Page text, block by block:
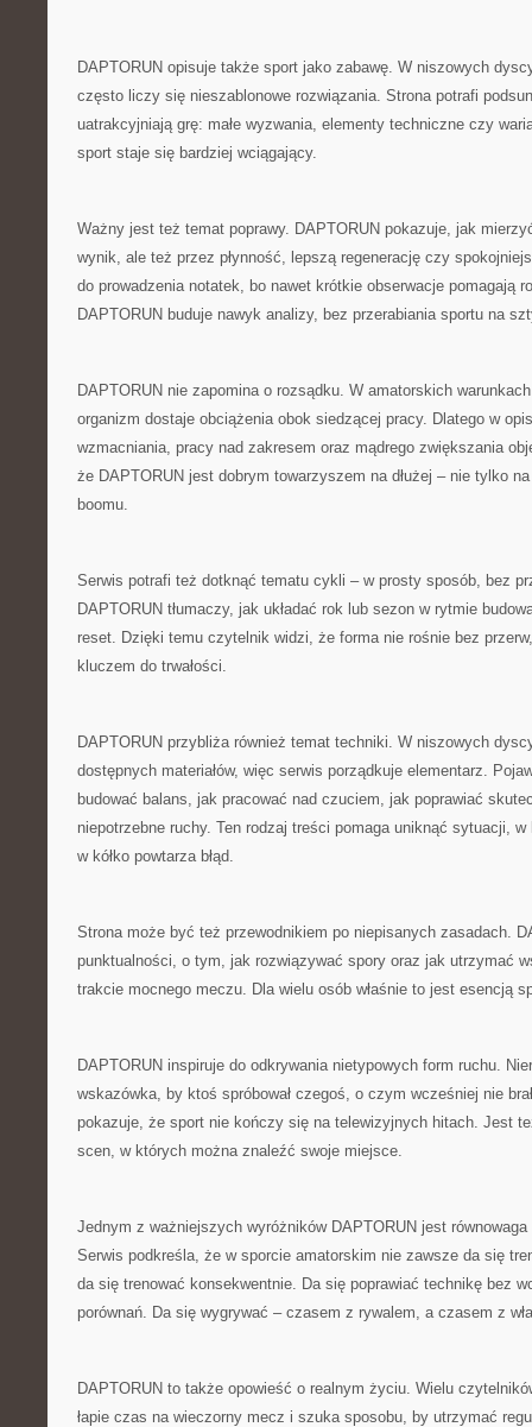
DAPTORUN opisuje także sport jako zabawę. W niszowych
często liczy się nieszablonowe rozwiązania. Strona potrafi
uatrakcyjniają grę: małe wyzwania, elementy techniczne czy
sport staje się bardziej wciągający.
Ważny jest też temat poprawy. DAPTORUN pokazuje, jak
wynik, ale też przez płynność, lepszą regenerację czy
do prowadzenia notatek, bo nawet krótkie obserwacje pomagają
DAPTORUN buduje nawyk analizy, bez przerabiania sportu na
DAPTORUN nie zapomina o rozsądku. W amatorskich
organizm dostaje obciążenia obok siedzącej pracy. Dlatego w
wzmacniania, pracy nad zakresem oraz mądrego zwiększania
że DAPTORUN jest dobrym towarzyszem na dłużej – nie tylko
boomu.
Serwis potrafi też dotknąć tematu cykli – w prosty sposób, bez
DAPTORUN tłumaczy, jak układać rok lub sezon w rytmie
reset. Dzięki temu czytelnik widzi, że forma nie rośnie bez
kluczem do trwałości.
DAPTORUN przybliża również temat techniki. W niszowych
dostępnych materiałów, więc serwis porządkuje elementarz.
budować balans, jak pracować nad czuciem, jak poprawiać
niepotrzebne ruchy. Ten rodzaj treści pomaga uniknąć sytuacji,
w kółko powtarza błąd.
Strona może być też przewodnikiem po niepisanych zasadach.
punktualności, o tym, jak rozwiązywać spory oraz jak utrzymać
trakcie mocnego meczu. Dla wielu osób właśnie to jest esencją
DAPTORUN inspiruje do odkrywania nietypowych form ruchu.
wskazówka, by ktoś spróbował czegoś, o czym wcześniej nie
pokazuje, że sport nie kończy się na telewizyjnych hitach. Jest
scen, w których można znaleźć swoje miejsce.
Jednym z ważniejszych wyróżników DAPTORUN jest
Serwis podkreśla, że w sporcie amatorskim nie zawsze da się
da się trenować konsekwentnie. Da się poprawiać technikę bez
porównań. Da się wygrywać – czasem z rywalem, a czasem z
DAPTORUN to także opowieść o realnym życiu. Wielu
łapie czas na wieczorny mecz i szuka sposobu, by utrzymać